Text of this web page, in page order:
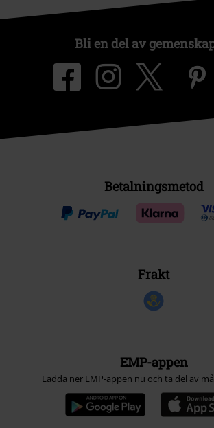
Bli en del av
Betalningsmetod
Frakt
EMP-appen
Ladda ner EMP-appen nu och ta del av